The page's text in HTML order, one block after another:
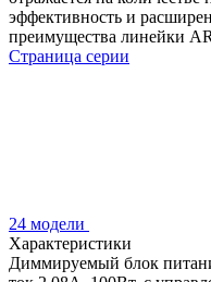
эффективность и
преимущества линейки
Страница серии
24 модели
Характеристики
Диммируемый блок